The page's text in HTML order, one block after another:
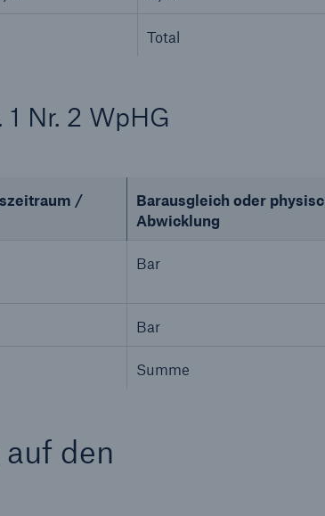
Total
Nr. 2 WpHG
/
Barausgleich oder
Abwicklung
Bar
Bar
Summe
den